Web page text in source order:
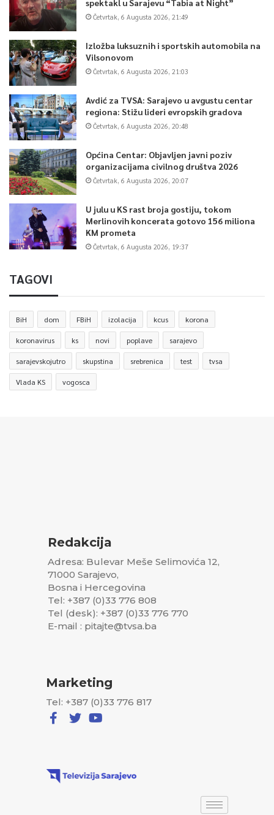
spektakl u Sarajevu “Tabia at Night”
Četvrtak, 6 Augusta 2026, 21:49
Izložba luksuznih i sportskih automobila na
Vilsonovom
Četvrtak, 6 Augusta 2026, 21:03
Avdić za TVSA: Sarajevo u avgustu centar
regiona: Stižu lideri evropskih gradova
Četvrtak, 6 Augusta 2026, 20:48
Općina Centar: Objavljen javni poziv
organizacijama civilnog društva 2026
Četvrtak, 6 Augusta 2026, 20:07
U julu u KS rast broja gostiju, tokom
Merlinovih koncerata gotovo 156 miliona
KM prometa
Četvrtak, 6 Augusta 2026, 19:37
TAGOVI
BiH dom FBiH izolacija kcus korona
koronavirus ks novi poplave sarajevo
sarajevskojutro skupstina srebrenica test tvsa
Vlada KS vogosca
Redakcija
Adresa: Bulevar Meše Selimovića 12,
71000 Sarajevo,
Bosna i Hercegovina
Tel: +387 (0)33 776 808
Tel (desk): +387 (0)33 776 770
E-mail : pitajte@tvsa.ba
Marketing
Tel: +387 (0)33 776 817